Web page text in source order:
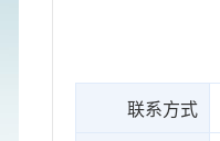
联系方式